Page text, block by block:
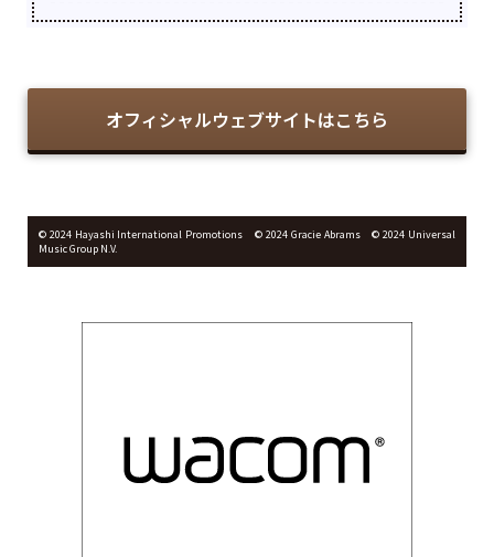
オフィシャルウェブサイトはこちら
©︎ 2024 Hayashi International Promotions ©︎ 2024 Gracie Abrams ©︎ 2024 Universal
Music Group N.V.